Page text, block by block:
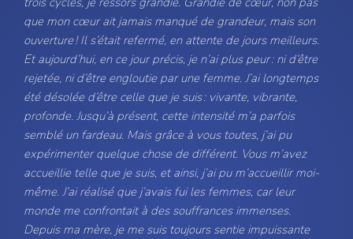
que mon cœur ait jamais manqué de grandeur, mais son
ouverture ! Il s’était refermé, en attente de jours meilleurs.
Et aujourd’hui, en ce jour précis, je n’ai plus peur : ni d’être
rejetée, ni d’être engloutie par une femme. J’ai longtemps
été désolée d’être celle que je suis : vivante, vibrante,
profonde. Jusqu’à présent, cette intensité m’a parfois
semblé un fardeau. Mais grâce à vous toutes, j’ai pu
expérimenter quelque chose de différent. Vous m’avez
accueillie telle que je suis, et ainsi, j’ai pu m’accueillir moi-
même. J’ai réalisé que j’avais fui les femmes, car leur
monde me confrontait à des souffrances immenses.
Depuis ma mère, je me suis toujours sentie impuissante